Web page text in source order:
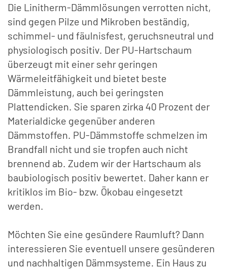
Die Linitherm-Dämmlösungen verrotten nicht,
sind gegen Pilze und Mikroben beständig,
schimmel- und fäulnisfest, geruchsneutral und
physiologisch positiv. Der PU-Hartschaum
überzeugt mit einer sehr geringen
Wärmeleitfähigkeit und bietet beste
Dämmleistung, auch bei geringsten
Plattendicken. Sie sparen zirka 40 Prozent der
Materialdicke gegenüber anderen
Dämmstoffen. PU-Dämmstoffe schmelzen im
Brandfall nicht und sie tropfen auch nicht
brennend ab. Zudem wir der Hartschaum als
baubiologisch positiv bewertet. Daher kann er
kritiklos im Bio- bzw. Ökobau eingesetzt
werden.
Möchten Sie eine gesündere Raumluft? Dann
interessieren Sie eventuell unsere gesünderen
und nachhaltigen Dämmsysteme. Ein Haus zu